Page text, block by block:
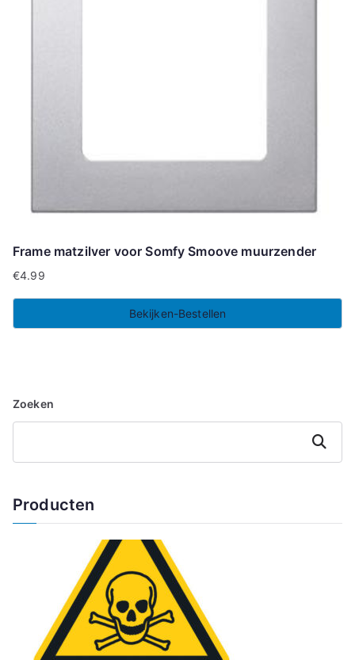
Frame matzilver voor Somfy Smoove muurzender
€4.99
Bekijken-Bestellen
Zoeken
Zoeken
Producten